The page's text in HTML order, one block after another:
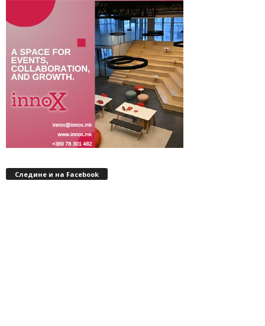
Следине и на Facebook